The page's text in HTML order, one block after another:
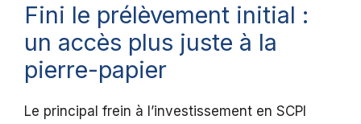
Fini le prélèvement initial :
un accès plus juste à la
pierre-papier
Le principal frein à l’investissement en SCPI